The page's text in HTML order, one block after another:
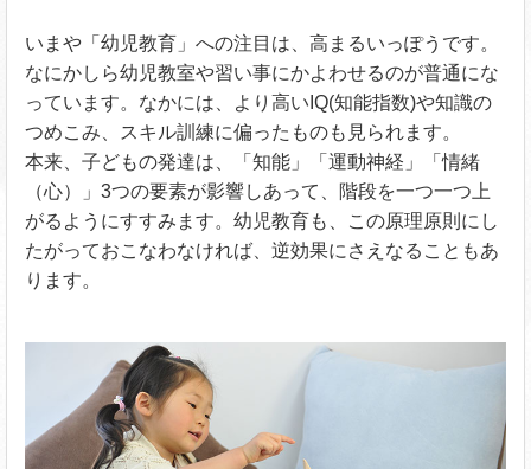
いまや「幼児教育」への注目は、高まるいっぽうです。
なにかしら幼児教室や習い事にかよわせるのが普通にな
っています。なかには、より高いIQ(知能指数)や知識の
つめこみ、スキル訓練に偏ったものも見られます。
本来、子どもの発達は、「知能」「運動神経」「情緒
（心）」3つの要素が影響しあって、階段を一つ一つ上
がるようにすすみます。幼児教育も、この原理原則にし
たがっておこなわなければ、逆効果にさえなることもあ
ります。